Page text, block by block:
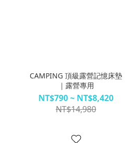
CAMPING 頂級露營記憶床墊
｜露營專用
NT$790 ~ NT$8,420
NT$14,980